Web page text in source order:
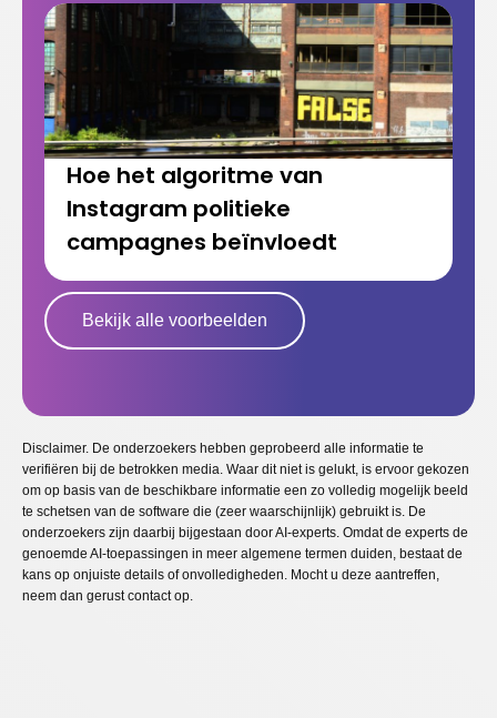
Hoe het algoritme van
Instagram politieke
campagnes beïnvloedt
Bekijk alle voorbeelden
Disclaimer. De onderzoekers hebben geprobeerd alle informatie te
verifiëren bij de betrokken media. Waar dit niet is gelukt, is ervoor gekozen
om op basis van de beschikbare informatie een zo volledig mogelijk beeld
te schetsen van de software die (zeer waarschijnlijk) gebruikt is. De
onderzoekers zijn daarbij bijgestaan door AI-experts. Omdat de experts de
genoemde AI-toepassingen in meer algemene termen duiden, bestaat de
kans op onjuiste details of onvolledigheden. Mocht u deze aantreffen,
neem dan gerust contact op.